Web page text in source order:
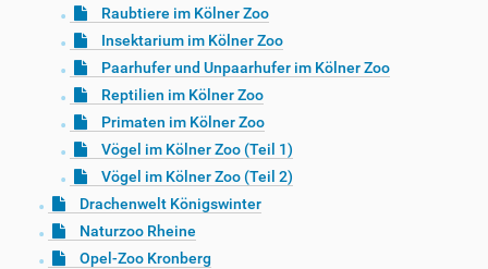
Raubtiere im Kölner Zoo
Insektarium im Kölner Zoo
Paarhufer und Unpaarhufer im Kölner Zoo
Reptilien im Kölner Zoo
Primaten im Kölner Zoo
Vögel im Kölner Zoo (Teil 1)
Vögel im Kölner Zoo (Teil 2)
Drachenwelt Königswinter
Naturzoo Rheine
Opel-Zoo Kronberg